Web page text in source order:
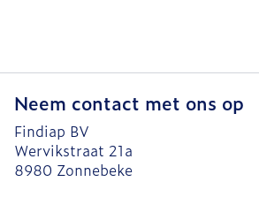
Neem contact met ons op
Findiap BV
Wervikstraat 21a
8980 Zonnebeke